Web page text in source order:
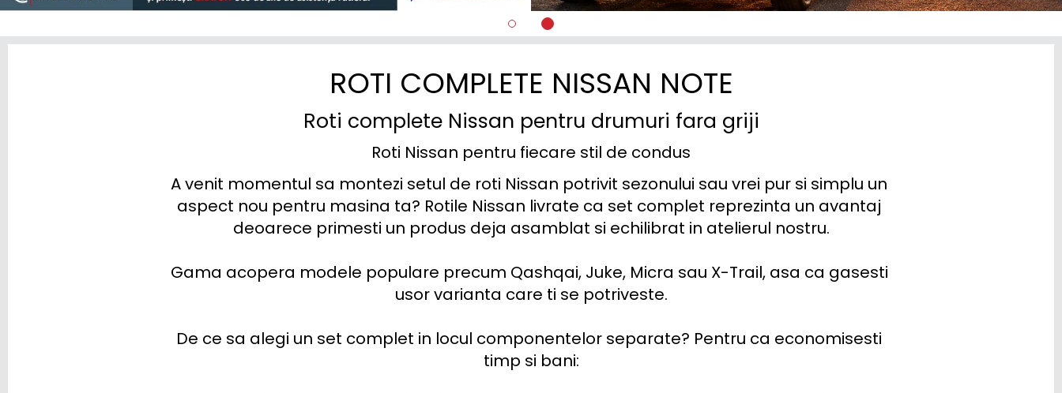
VOLVO
XPENG
ROTI COMPLETE NISSAN NOTE
Roti complete Nissan pentru drumuri fara griji
Roti Nissan pentru fiecare stil de condus
A venit momentul sa montezi setul de roti Nissan potrivit sezonului sau vrei pur si simplu un
aspect nou pentru masina ta? Rotile Nissan livrate ca set complet reprezinta un avantaj
deoarece primesti un produs deja asamblat si echilibrat in atelierul nostru.
Gama acopera modele populare precum Qashqai, Juke, Micra sau X-Trail, asa ca gasesti
usor varianta care ti se potriveste.
De ce sa alegi un set complet in locul componentelor separate? Pentru ca economisesti
timp si bani: